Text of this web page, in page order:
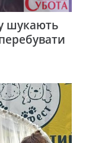
шукають